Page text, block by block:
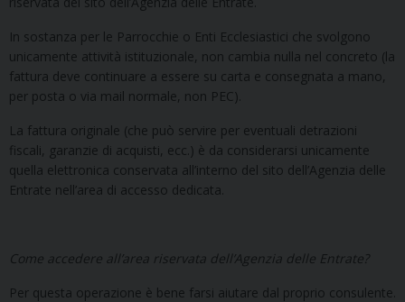
In sostanza per le Parrocchie o Enti Ecclesiastici che svolgono
unicamente attività istituzionale, non cambia nulla nel concreto (la
fattura deve continuare a essere su carta e consegnata a mano,
per posta o via mail normale, non PEC).
La fattura originale (che può servire per eventuali detrazioni
fiscali, garanzie di acquisti, ecc.) è da considerarsi unicamente
quella elettronica conservata all’interno del sito dell’Agenzia delle
Entrate nell’area di accesso dedicata.
Come accedere all’area riservata dell’Agenzia delle Entrate?
Per questa operazione è bene farsi aiutare dal proprio consulente.